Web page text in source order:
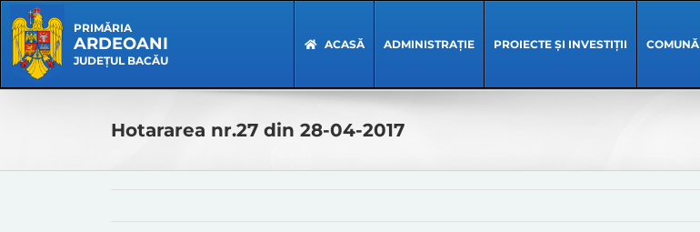
content
Navigation
PRIMĂRIA
ARDEOANI
JUDEȚUL BACĂU
ACASĂ ADMINISTRAȚIE PROIECTE ȘI INVESTIȚII COMUNĂ
Hotararea nr.27 din 28-04-2017